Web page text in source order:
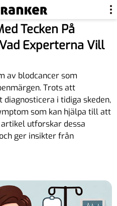
Tecken På
Experterna Vill
av blodcancer som
Trots att
i tidiga skeden,
som kan hjälpa till att
utforskar dessa
ger insikter från